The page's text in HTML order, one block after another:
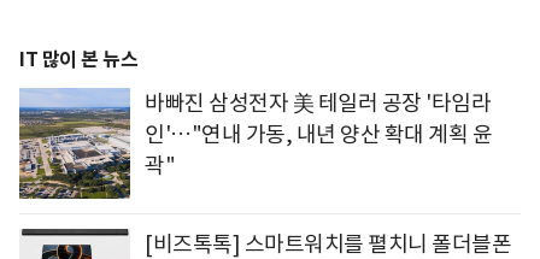
IT 많이 본 뉴스
바빠진 삼성전자 美 테일러 공장 '타임라
인'…"연내 가동, 내년 양산 확대 계획 윤
곽"
[비즈톡톡] 스마트워치를 펼치니 폴더블폰